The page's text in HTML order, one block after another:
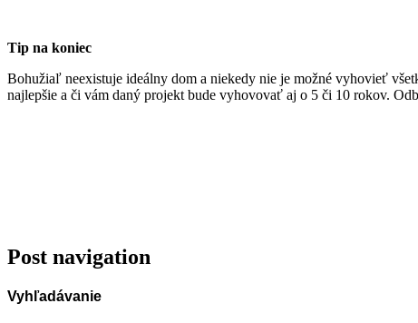
Tip na koniec
Bohužiaľ neexistuje ideálny dom a niekedy nie je možné vyhovieť
najlepšie a či vám daný projekt bude vyhovovať aj o 5 či 10 rokov.
Post navigation
Vyhľadávanie